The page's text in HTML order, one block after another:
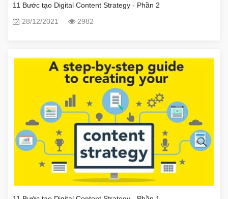
11 Bước tạo Digital Content Strategy - Phần 2
28/12/2021
2982